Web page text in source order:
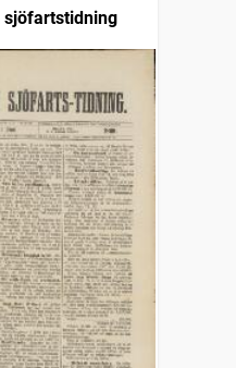
sjöfartstidning